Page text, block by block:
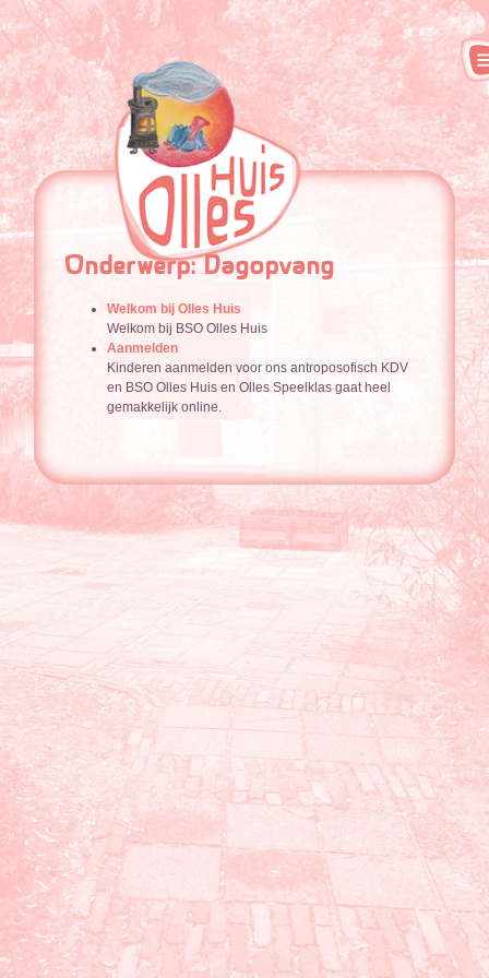
Onderwerp: Dagopvang
Welkom bij Olles Huis
Welkom bij BSO Olles Huis
Aanmelden
Kinderen aanmelden voor ons antroposofisch KDV
en BSO Olles Huis en Olles Speelklas gaat heel
gemakkelijk online.